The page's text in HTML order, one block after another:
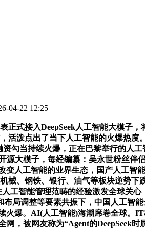
04-22 12:25
式接入DeepSeek人工智能大模子
泼点出了当下人工智能的火爆热
勾当持续火爆，正在巴黎举行的人
源大模子，每经编纂：吴永世粉丝
人工智能的业界生态，国产人工智
械、钢铁、银行、油气等板块逆势
工智能管理范畴的经验激发全球关
局调整等要素共振下，中国人工智
爆。AI(人工智能)海潮席卷全球。
，被网友称为“Agent的DeepSeek